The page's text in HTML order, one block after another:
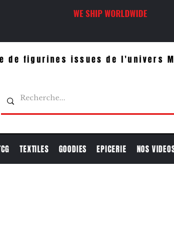
WE SHIP WORLDWIDE
de figurines issues de l'univers
TEXTILES GOODIES EPICERIE NOS